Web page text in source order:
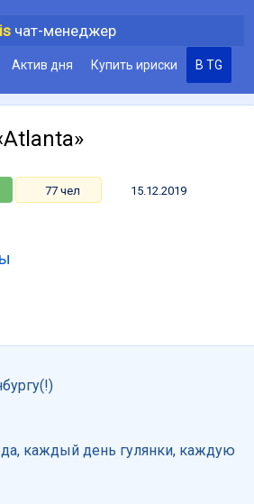
чат-менеджер
Актив дня Купить ириски В TG
77 чел 15.12.2019
каждый день гулянки, каждую